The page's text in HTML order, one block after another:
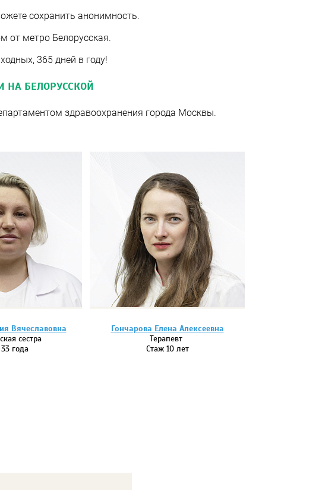
сохранить анонимность.
от метро Белорусская.
365 дней в году!
БЕЛОРУССКОЙ
здравоохранения города Москвы.
Вячеславовна
сестра
года
Гончарова Елена Алексеевна
Терапевт
Стаж 10 лет